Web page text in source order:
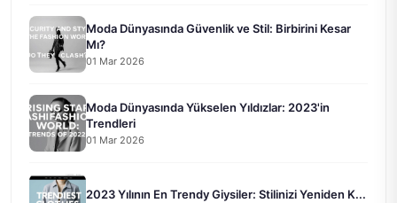
Moda Dünyasında Güvenlik ve Stil: Birbirini Kesar
Mı?
01 Mar 2026
Moda Dünyasında Yükselen Yıldızlar: 2023'in
Trendleri
01 Mar 2026
2023 Yılının En Trendy Giysiler: Stilinizi Yeniden K...